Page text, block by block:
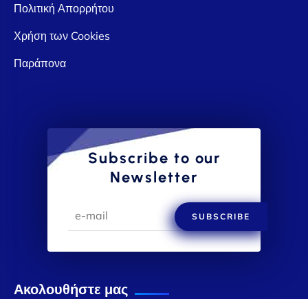
Πολιτική Απορρήτου
Χρήση των Cookies
Παράπονα
Subscribe to our
Newsletter
SUBSCRIBE
Ακολουθήστε μας